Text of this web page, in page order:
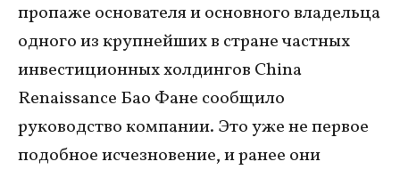
пропаже основателя и основного владельца
одного из крупнейших в стране частных
инвестиционных холдингов China
Renaissance Бао Фане сообщило
руководство компании. Это уже не первое
подобное исчезновение, и ранее они